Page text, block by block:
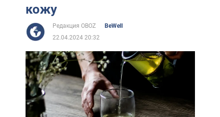
Африка
Жизнь
Лайфхаки
кожу
Редакция OBOZ
BeWell
22.04.2024 20:32